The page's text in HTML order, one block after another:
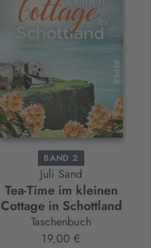
BAND 2
Juli Sand
Tea-Time im kleinen
Cottage in Schottland
Taschenbuch
19,00 €